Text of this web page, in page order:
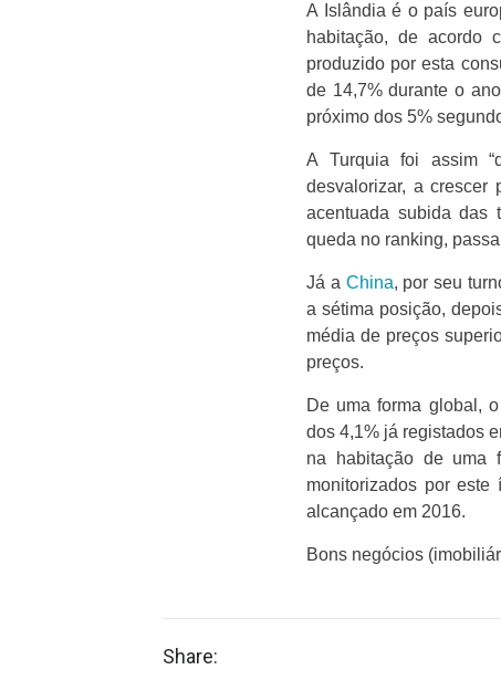
A Islândia é o país
habitação, de acordo
produzido por esta
de 14,7% durante o
próximo dos 5%
A Turquia foi assim
desvalorizar, a crescer
acentuada subida das
queda no ranking,
Já a China, por seu
a sétima posição,
média de preços
preços.
De uma forma global,
dos 4,1% já registados
na habitação de uma
monitorizados por
alcançado em 2016.
Bons negócios
Share: